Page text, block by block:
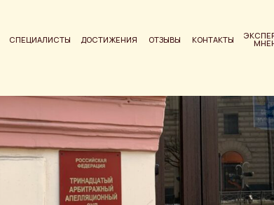
СПЕЦИАЛИСТЫ ДОСТИЖЕНИЯ ОТЗЫВЫ КОНТАКТЫ